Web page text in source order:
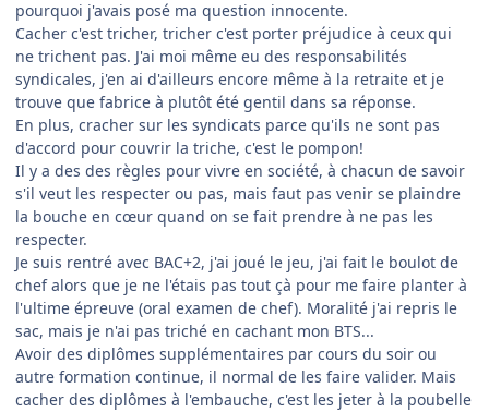
pourquoi j'avais posé ma question innocente.
Cacher c'est tricher, tricher c'est porter préjudice à ceux qui
ne trichent pas. J'ai moi même eu des responsabilités
syndicales, j'en ai d'ailleurs encore même à la retraite et je
trouve que fabrice à plutôt été gentil dans sa réponse.
En plus, cracher sur les syndicats parce qu'ils ne sont pas
d'accord pour couvrir la triche, c'est le pompon!
Il y a des des règles pour vivre en société, à chacun de savoir
s'il veut les respecter ou pas, mais faut pas venir se plaindre
la bouche en cœur quand on se fait prendre à ne pas les
respecter.
Je suis rentré avec BAC+2, j'ai joué le jeu, j'ai fait le boulot de
chef alors que je ne l'étais pas tout çà pour me faire planter à
l'ultime épreuve (oral examen de chef). Moralité j'ai repris le
sac, mais je n'ai pas triché en cachant mon BTS...
Avoir des diplômes supplémentaires par cours du soir ou
autre formation continue, il normal de les faire valider. Mais
cacher des diplômes à l'embauche, c'est les jeter à la poubelle